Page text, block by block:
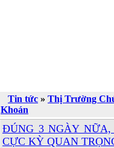
Tin tức » Thị Trường
Khoán
ĐÚNG 3 NGÀY
CỰC KỲ QUAN